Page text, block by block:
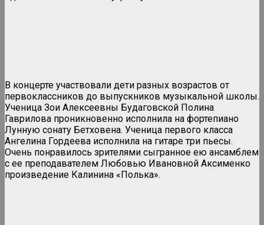
В концерте участвовали дети разных возрастов от
первоклассников до выпускников музыкальной школы.
Ученица Зои Алексеевны Будаговской Полина
Гаврилова проникновенно исполнила на фортепиано
Лунную сонату Бетховена. Ученица первого класса
Ангелина Гордеева исполнила на гитаре три пьесы.
Очень понравилось зрителями сыгранное ею ансамблем
с ее преподавателем Любовью Ивановной Аксименко
произведение Калинина «Полька».